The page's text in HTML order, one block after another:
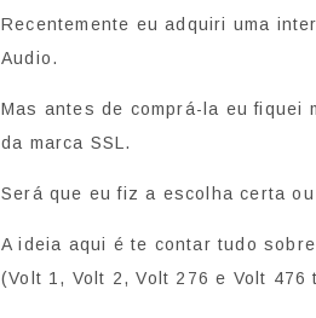
Recentemente eu adquiri uma
Audio.
Mas antes de comprá-la eu fiquei
da marca SSL.
Será que eu fiz a escolha certa
A ideia aqui é te contar tudo
(Volt 1, Volt 2, Volt 276 e Volt 476